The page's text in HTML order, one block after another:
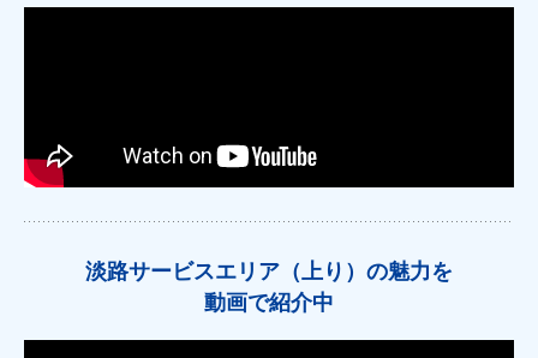
淡路サービスエリア（上り）の魅力を
動画で紹介中